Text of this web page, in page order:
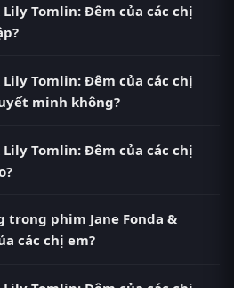
HD miễn phí tại RoPhim
quảng cáo, cập nhật
ThungPhim, Phim
Lily Tomlin: Đêm của các chị
Full. Tại RoPhim, các tập mới
mỗi 10 phút khi nguồn có nội
Lily Tomlin: Đêm của các chị
minh không?
Vietsub với chất lượng HD.
các bản Phụ Đề và Thuyết
Lily Tomlin: Đêm của các chị
tại RoPhim phimvn2y.com.
trong phim Jane Fonda &
các chị em?